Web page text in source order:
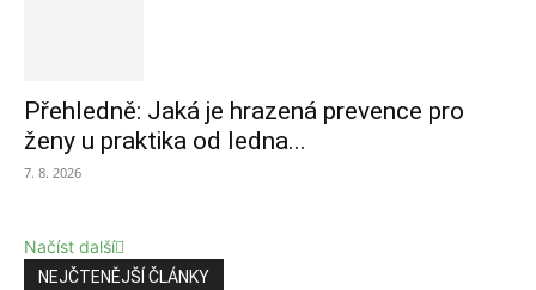
Přehledně: Jaká je hrazená prevence pro
ženy u praktika od ledna...
7. 8. 2026
Načíst další
NEJČTENĚJŠÍ ČLÁNKY